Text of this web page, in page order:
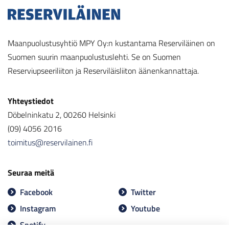
Maanpuolustusyhtiö MPY Oy:n kustantama Reserviläinen on
Suomen suurin maanpuolustuslehti. Se on Suomen
Reserviupseeriliiton ja Reserviläisliiton äänenkannattaja.
Yhteystiedot
Döbelninkatu 2, 00260 Helsinki
(09) 4056 2016
toimitus@reservilainen.fi
Seuraa meitä
Facebook
Twitter
Instagram
Youtube
Spotify